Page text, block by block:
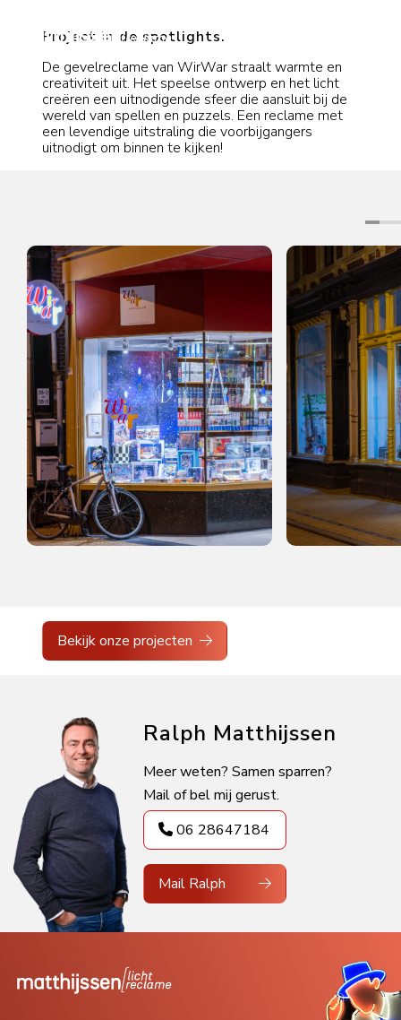
Project in de spotlights.
De gevelreclame van WirWar straalt warmte en
creativiteit uit. Het speelse ontwerp en het licht
creëren een uitnodigende sfeer die aansluit bij de
wereld van spellen en puzzels. Een reclame met
een levendige uitstraling die voorbijgangers
uitnodigt om binnen te kijken!
Bekijk onze projecten
Ralph Matthijssen
Meer weten? Samen sparren?
Mail of bel mij gerust.
06 28647184
Mail Ralph